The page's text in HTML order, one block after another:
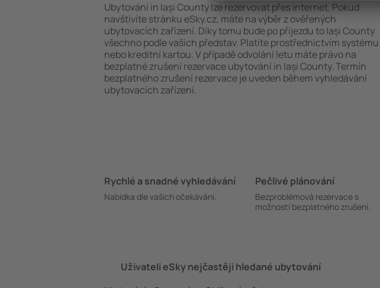
Ubytování in Iași County lze rezervovat přes internet. Pokud
navštívíte stránku eSky.cz, máte na výběr z ověřených
ubytovacích zařízení. Díky tomu bude po příjezdu to Iași County
všechno podle vašich představ. Platíte prostřednictvím systému
nebo kreditní kartou. V případě odvolání letu máte právo na
bezplatné zrušení rezervace ubytování in Iași County. Termín
bezplatného zrušení rezervace je uveden během vyhledávání
ubytovacích zařízení.
Rychlé a snadné vyhledávání
Nabídka dle vašich očekávání.
Pečlivé plánování
Bezproblémová rezervace s
možností bezplatného zrušení.
Uživateli eSky nejčastěji hledané ubytování